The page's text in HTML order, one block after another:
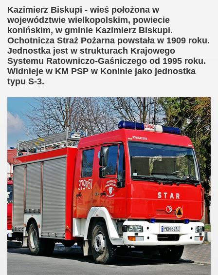
Kazimierz Biskupi - wieś położona w
województwie wielkopolskim, powiecie
konińskim, w gminie Kazimierz Biskupi.
Ochotnicza Straż Pożarna powstała w 1909 roku.
Jednostka jest w strukturach Krajowego
Systemu Ratowniczo-Gaśniczego od 1995 roku.
Widnieje w KM PSP w Koninie jako jednostka
typu S-3.